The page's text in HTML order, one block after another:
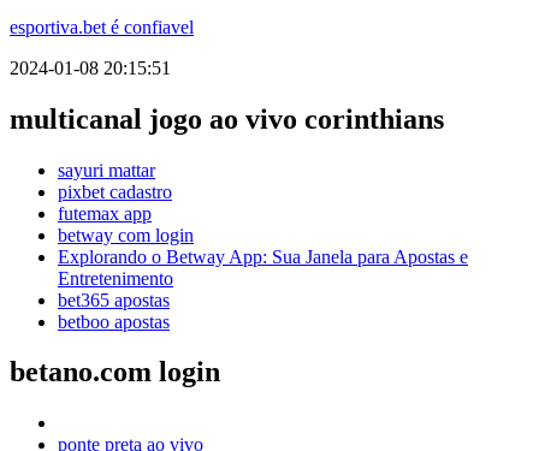
esportiva.bet é confiavel
2024-01-08 20:15:51
multicanal jogo ao vivo corinthians
sayuri mattar
pixbet cadastro
futemax app
betway com login
Explorando o Betway App: Sua Janela para Apostas e
Entretenimento
bet365 apostas
betboo apostas
betano.com login
ponte preta ao vivo